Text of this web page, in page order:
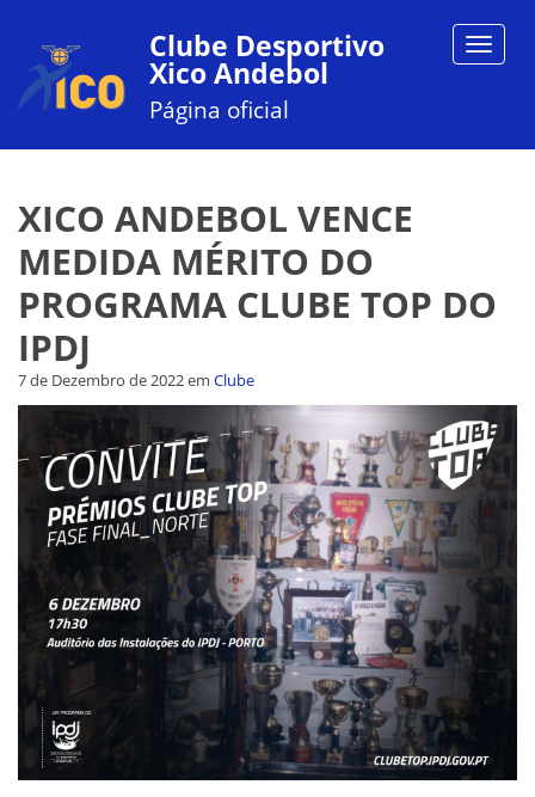
Toggle
Clube Desportivo
Xico Andebol
Página oficial
XICO ANDEBOL VENCE
MEDIDA MÉRITO DO
PROGRAMA CLUBE TOP DO
IPDJ
7 de Dezembro de 2022em Clube